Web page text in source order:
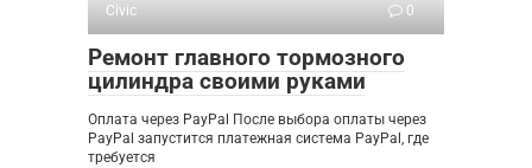
Civic 0
Ремонт главного тормозного
цилиндра своими руками
Оплата через PayPal После выбора оплаты через
PayPal запустится платежная система PayPal, где
требуется